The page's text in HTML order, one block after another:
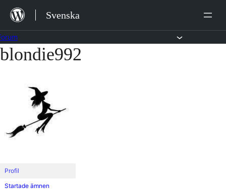
Hoppa
innehåll
Svenska
Hoppa
blondie992
Profil
Startade ämnen